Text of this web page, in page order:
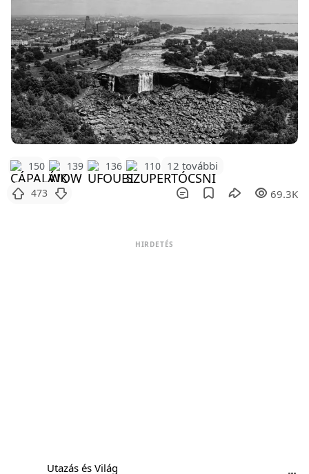
150 139 136 110 12 további
473 69.3K
HIRDETÉS
Utazás és Világ